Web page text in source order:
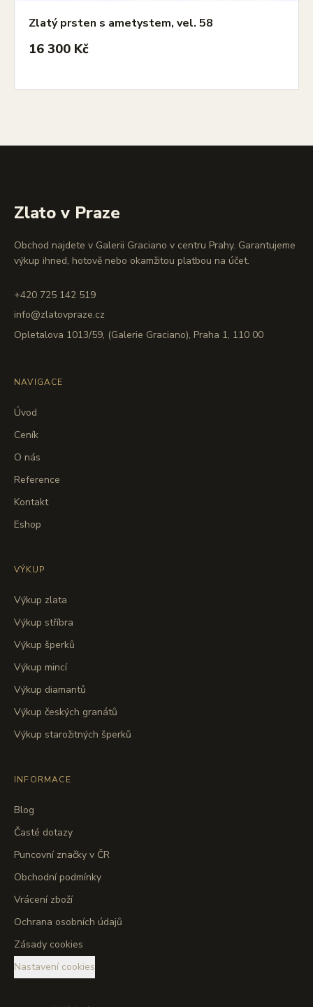
Zlatý prsten s ametystem, vel. 58
16 300 Kč
Zlato v Praze
Obchod najdete v Galerii Graciano v centru Prahy. Garantujeme
výkup ihned, hotově nebo okamžitou platbou na účet.
+420 725 142 519
info@zlatovpraze.cz
Opletalova 1013/59, (Galerie Graciano), Praha 1, 110 00
NAVIGACE
Úvod
Ceník
O nás
Reference
Kontakt
Eshop
VÝKUP
Výkup zlata
Výkup stříbra
Výkup šperků
Výkup mincí
Výkup diamantů
Výkup českých granátů
Výkup starožitných šperků
INFORMACE
Blog
Časté dotazy
Puncovní značky v ČR
Obchodní podmínky
Vrácení zboží
Ochrana osobních údajů
Zásady cookies
Nastavení cookies